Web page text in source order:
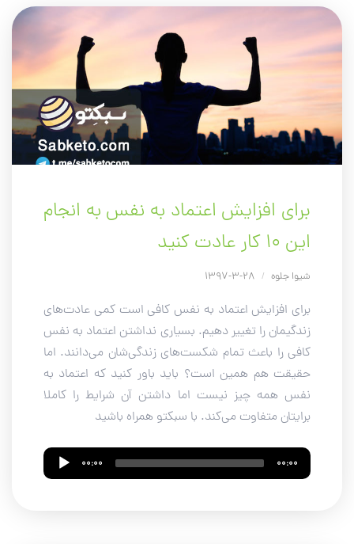
برای افزایش اعتماد به نفس به انجام
این ۱۰ کار عادت کنید
شیوا جلوه /
برای افزایش اعتماد به نفس کافی است کمی عادت‌های
زندگیمان را تغییر دهیم. بسیاری نداشتن اعتماد به نفس
کافی را باعث تمام شکست‌‌های زندگی‌شان می‌دانند. اما
حقیقت هم همین است؟ باید باور کنید که اعتماد به
نفس همه چیز نیست اما داشتن آن شرایط را کاملا
برایتان متفاوت می‌کند. با سبکتو همراه باشید
Audio
Player
00:00 00:00